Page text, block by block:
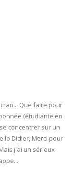
Que faire pour
(étudiante en
concentrer sur un
Didier, Merci pour
j'ai un sérieux